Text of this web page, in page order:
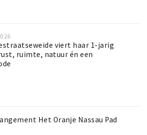
viert haar 1-jarig
ruimte, natuur én een
Het Oranje Nassau Pad